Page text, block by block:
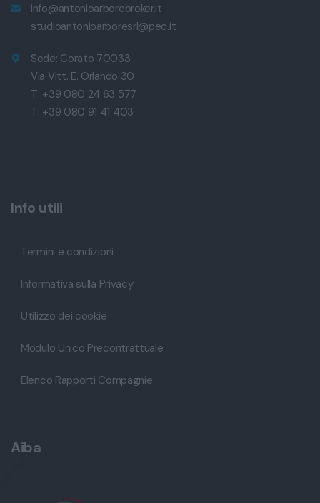
info@antonioarborebroker.it
studioantonioarboresrl@pec.it
Sede: Corato 70033
Via Vitt. E. Orlando 30
T: +39 080 24 63 577
T: +39 080 91 41 403
Info utili
Termini e condizioni
Informativa sulla Privacy
Utilizzo dei cookie
Modulo Unico Precontrattuale
Elenco Rapporti Compagnie
Aiba